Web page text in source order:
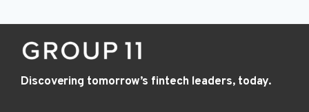
Discovering tomorrow’s fintech leaders, today.